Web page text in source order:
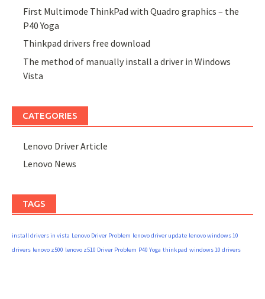
First Multimode ThinkPad with Quadro graphics – the
P40 Yoga
Thinkpad drivers free download
The method of manually install a driver in Windows
Vista
CATEGORIES
Lenovo Driver Article
Lenovo News
TAGS
install drivers in vista Lenovo Driver Problem lenovo driver update lenovo windows 10
drivers lenovo z500 lenovo z510 Driver Problem P40 Yoga thinkpad windows 10 drivers